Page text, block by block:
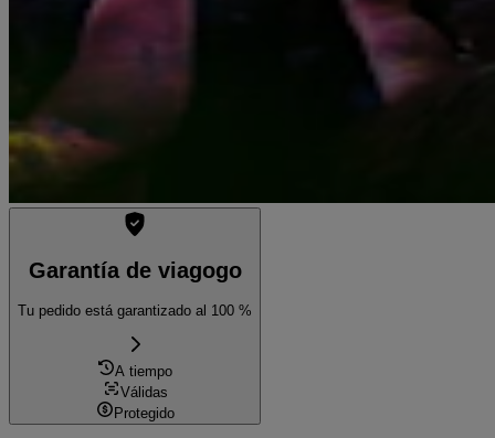
Garantía de viagogo
Tu pedido está garantizado al 100 %
A tiempo
Válidas
Protegido